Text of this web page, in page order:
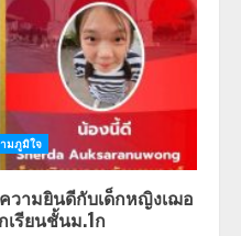
มภูมิใจ
วามยินดีกับเด็กหญิงเฌอ
รียนชั้นม.1ก